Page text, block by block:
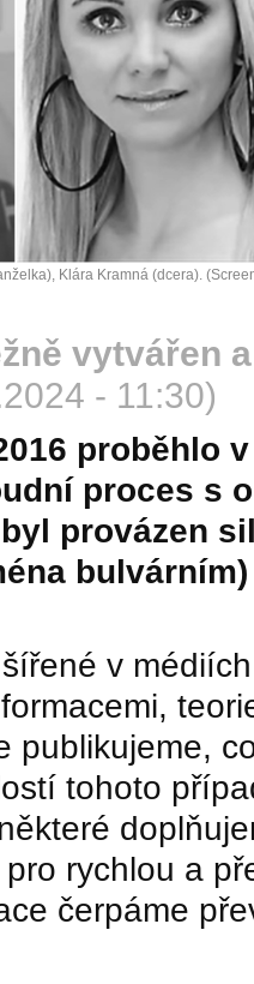
Klára Kramná (dcera).
vytvářen
- 11:30)
proběhlo
proces s
provázen
v
publikujeme,
tohoto
rychlou a
čerpáme